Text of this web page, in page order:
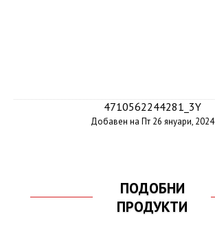
4710562244281_3Y
Добавен на Пт 26 януари, 2024
ПОДОБНИ
ПРОДУКТИ